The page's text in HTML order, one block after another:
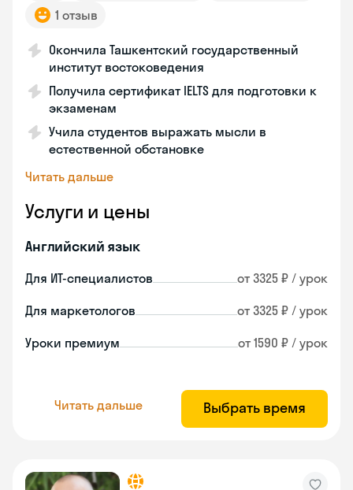
1 отзыв
Окончила Ташкентский государственный
институт востоковедения
Получила сертификат IELTS для подготовки к
экзаменам
Учила студентов выражать мысли в
естественной обстановке
Читать дальше
Услуги и цены
Английский язык
Для ИТ-специалистов от 3325 ₽ / урок
Для маркетологов от 3325 ₽ / урок
Уроки премиум от 1590 ₽ / урок
Читать дальше Выбрать время